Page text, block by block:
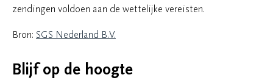
zendingen voldoen aan de wettelijke vereisten.
Bron: SGS Nederland B.V.
Blijf op de hoogte